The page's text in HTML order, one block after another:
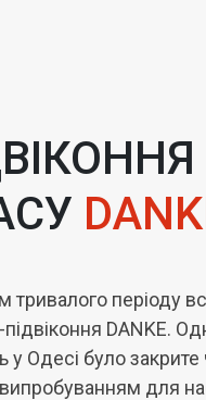
тривалого періоду
DANKE.
у Одесі було
для